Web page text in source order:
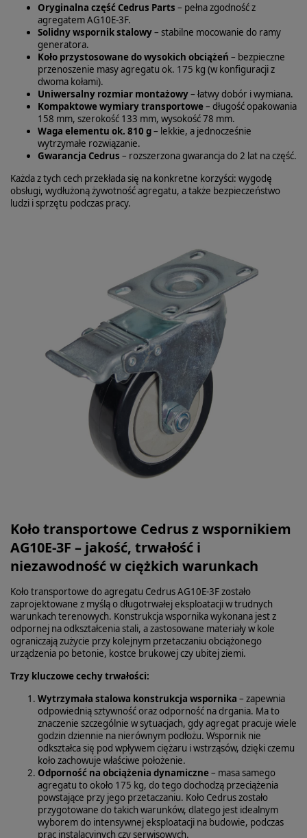
Oryginalna część Cedrus Parts – pełna zgodność z
agregatem AG10E‑3F.
Solidny wspornik stalowy– stabilne mocowanie do ramy
generatora.
Koło przystosowane do wysokich obciążeń – bezpieczne
przenoszenie masy agregatu ok. 175 kg (w konfiguracji z
dwoma kołami).
Uniwersalny rozmiar montażowy– łatwy dobór i wymiana.
Kompaktowe wymiary transportowe– długość opakowania
158 mm, szerokość 133 mm, wysokość 78 mm.
Waga elementu ok. 810 g– lekkie, a jednocześnie
wytrzymałe rozwiązanie.
Gwarancja Cedrus – rozszerzona gwarancja do 2 lat na część.
Każda z tych cech przekłada się na konkretne korzyści: wygodę
obsługi, wydłużoną żywotność agregatu, a także bezpieczeństwo
ludzi i sprzętu podczas pracy.
Koło transportowe Cedrus z wspornikiem
AG10E-3F – jakość, trwałość i
niezawodność w ciężkich warunkach
Koło transportowe do agregatu Cedrus AG10E‑3F zostało
zaprojektowane z myślą o długotrwałej eksploatacji w trudnych
warunkach terenowych. Konstrukcja wspornika wykonana jest z
odpornej na odkształcenia stali, a zastosowane materiały w kole
ograniczają zużycie przy kolejnym przetaczaniu obciążonego
urządzenia po betonie, kostce brukowej czy ubitej ziemi.
Trzy kluczowe cechy trwałości:
Wytrzymała stalowa konstrukcja wspornika – zapewnia
odpowiednią sztywność oraz odporność na drgania. Ma to
znaczenie szczególnie w sytuacjach, gdy agregat pracuje wiele
godzin dziennie na nierównym podłożu. Wspornik nie
odkształca się pod wpływem ciężaru i wstrząsów, dzięki czemu
koło zachowuje właściwe położenie.
Odporność na obciążenia dynamiczne– masa samego
agregatu to około 175 kg, do tego dochodzą przeciążenia
powstające przy jego przetaczaniu. Koło Cedrus zostało
przygotowane do takich warunków, dlatego jest idealnym
wyborem do intensywnej eksploatacji na budowie, podczas
prac instalacyjnych czy serwisowych.